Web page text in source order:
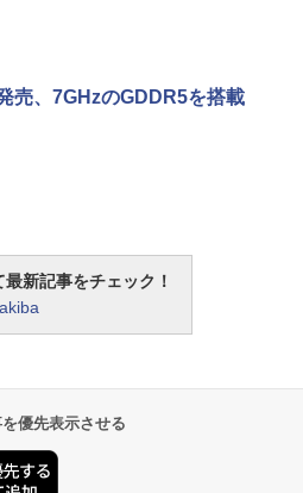
売、7GHzのGDDR5を搭載
新記事をチェック！
優先表示させる